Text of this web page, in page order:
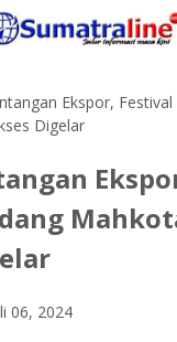
Ekspor,
Digelar
06, 2024